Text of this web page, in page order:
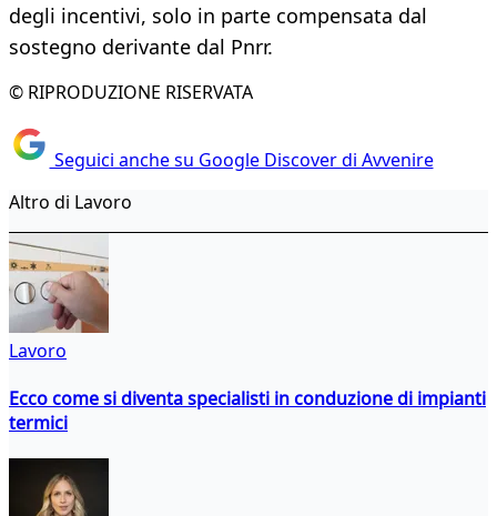
degli incentivi, solo in parte compensata dal
sostegno derivante dal Pnrr.
© RIPRODUZIONE RISERVATA
Seguici anche su Google Discover di Avvenire
Altro di Lavoro
Lavoro
Ecco come si diventa specialisti in conduzione di impianti
termici